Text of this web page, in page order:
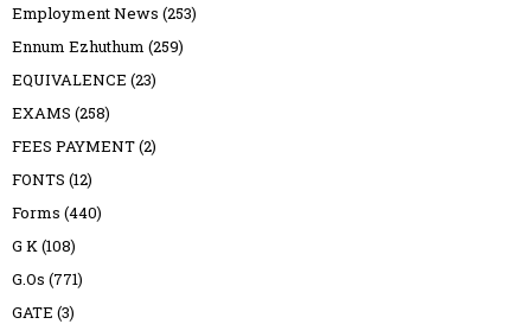
Employment News (253)
Ennum Ezhuthum (259)
EQUIVALENCE (23)
EXAMS (258)
FEES PAYMENT(2)
FONTS (12)
Forms (440)
G K(108)
G.Os (771)
GATE (3)